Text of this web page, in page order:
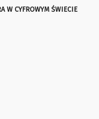
W CYFROWYM ŚWIECIE